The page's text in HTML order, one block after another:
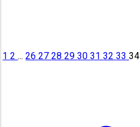
12... 262728293031323334